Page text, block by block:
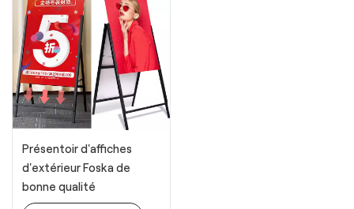
Présentoir d'affiches
d'extérieur Foska de
bonne qualité